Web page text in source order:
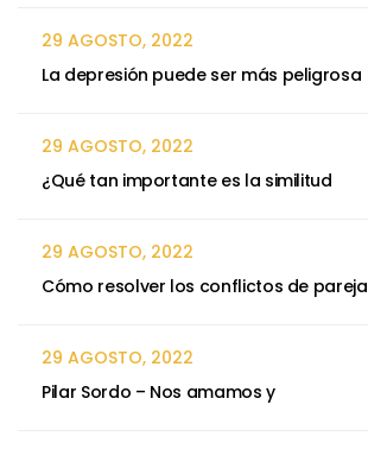
29 AGOSTO, 2022
La depresión puede ser más peligrosa
29 AGOSTO, 2022
¿Qué tan importante es la similitud
29 AGOSTO, 2022
Cómo resolver los conflictos de pareja
29 AGOSTO, 2022
Pilar Sordo – Nos amamos y